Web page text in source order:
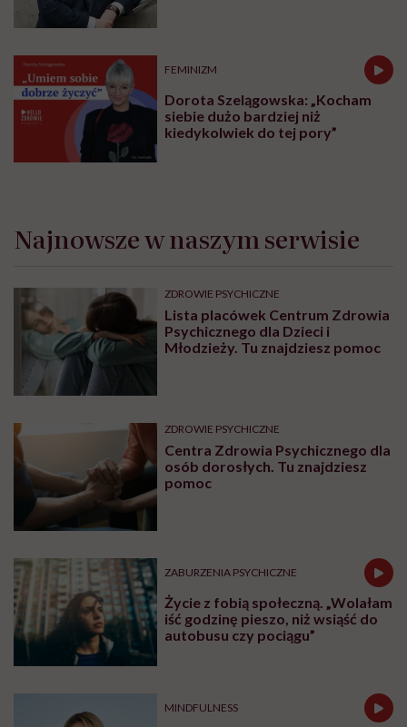
„Dominacja estrogenowa” hitem
mediów społecznościowych.
„Najgorsze, co można zrobić, to
leczyć modne hasło”
Mięśnie zaczynamy tracić już po
trzydziestce. „Najgorsze, co
można zrobić, to uznać utratę
element starzenia”
SEKS
Prof. Zbigniew Izdebski:
„Edukacja zdrowotna jeszcze
FEMINIZM
Najnowsze w naszym serwisie
Lista placówek Centrum Zdrowia